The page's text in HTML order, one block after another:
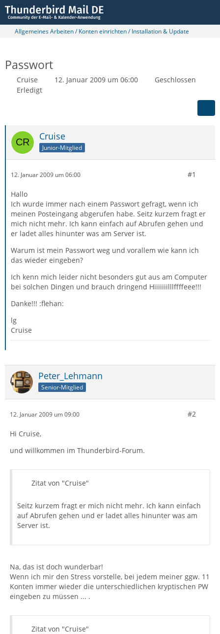
Allgemeines Arbeiten / Konten einrichten / Installation & Update
Passwort
Cruise 12. Januar 2009 um 06:00
Geschlossen
Erledigt
Cruise
Junior-Mitglied
12. Januar 2009 um 06:00 #1
Hallo
Ich wurde immer nach einem Passwort gefragt, wenn ich
meinen Posteingang abgerufen habe. Seitz kurzem fragt er
mich nicht mehr. Ich kann einfach auf Abrufen gehen und
er ladet alles hinunter was am Server ist.
Warum ist mein Passwort weg und vorallem wie kann ich
das wieder eingeben?
Ich kenn mich leider nicht besonders gut aus am Computer
bei solchen Dingen und brauch dringend Hiiiiiiilllffffeee!!!
Danke!!! :flehan:
lg
Cruise
Peter_Lehmann
Senior-Mitglied
12. Januar 2009 um 09:00 #2
Hi Cruise,
und willkommen im Thunderbird-Forum.
Zitat von "Cruise"
Seitz kurzem fragt er mich nicht mehr. Ich kann einfach
auf Abrufen gehen und er ladet alles hinunter was am
Server ist.
Na, das ist doch wunderbar!
Wenn ich mir den Stress vorstelle, bei jedem meiner ggw. 11
Konten immer wieder die unterschiedlichen kryptischen PW
eingeben zu müssen ... .
Zitat von "Cruise"